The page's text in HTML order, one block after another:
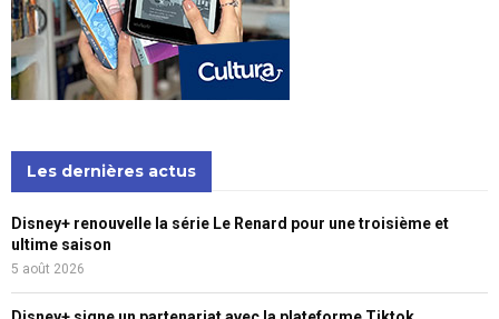
Les dernières actus
Disney+ renouvelle la série Le Renard pour une troisième et
ultime saison
5 août 2026